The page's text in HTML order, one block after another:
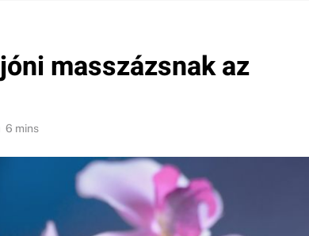
masszázsnak az
6 mins